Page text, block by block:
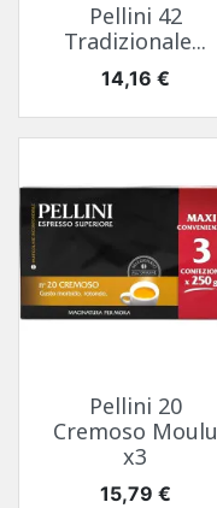
Pellini 42
Tradizionale...
Prix
14,16 €
Pellini 20
Cremoso Moulu
x3
Prix
15,79 €